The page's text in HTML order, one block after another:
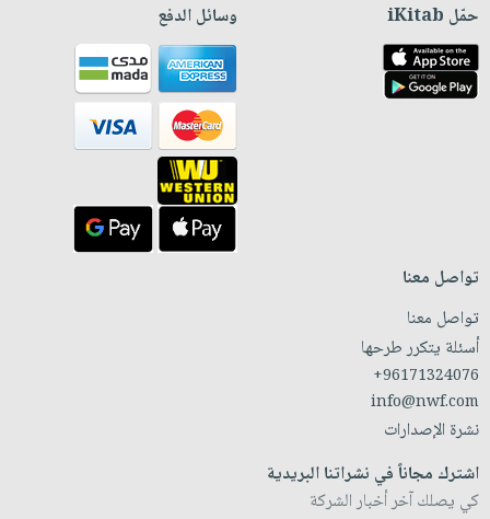
حمّل iKitab وسائل الدفع
تواصل معنا
تواصل معنا
أسئلة يتكرر طرحها
+96171324076
info@nwf.com
نشرة الإصدارات
اشترك مجاناً في نشراتنا البريدية
كي يصلك آخر أخبار الشركة